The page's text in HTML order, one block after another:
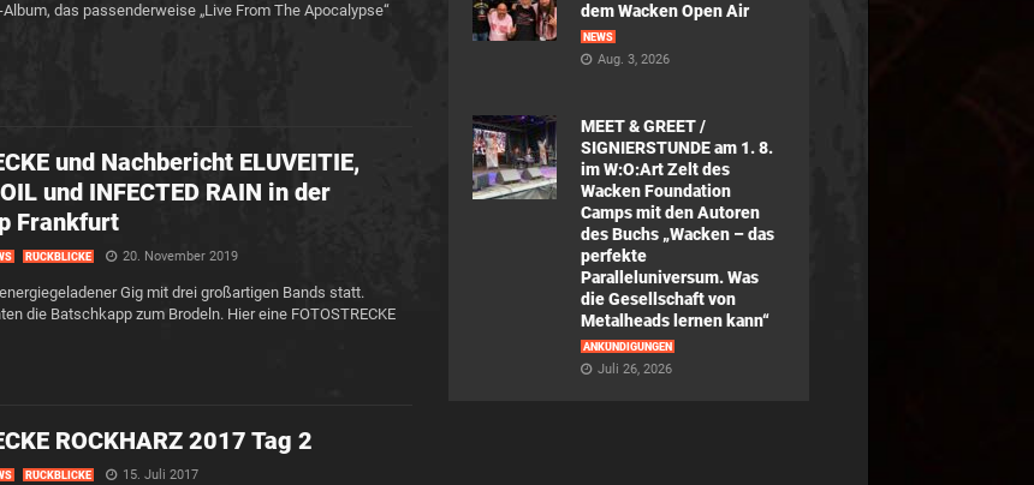
das passenderweise „Live From The Apocalypse“
und Nachbericht ELUVEITIE,
und INFECTED RAIN in der
Frankfurt
RÜCKBLICKE 20. November 2019
Gig mit drei großartigen Bands statt.
die Batschkapp zum Brodeln. Hier eine FOTOSTRECKE
ROCKHARZ 2017 Tag 2
RÜCKBLICKE 15. Juli 2017
dem Wacken Open Air
NEWS
Aug. 3, 2026
MEET & GREET /
SIGNIERSTUNDE am 1. 8.
im W:O:Art Zelt des
Wacken Foundation
Camps mit den Autoren
des Buchs „Wacken – das
perfekte
Paralleluniversum. Was
die Gesellschaft von
Metalheads lernen kann“
ANKÜNDIGUNGEN
Juli 26, 2026